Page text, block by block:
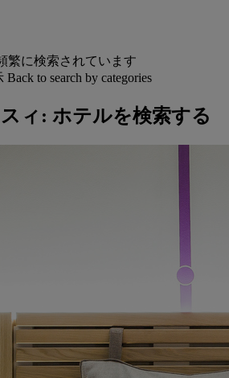
繁に検索されています
Back to search by categories
ィ: ホテルを検索する